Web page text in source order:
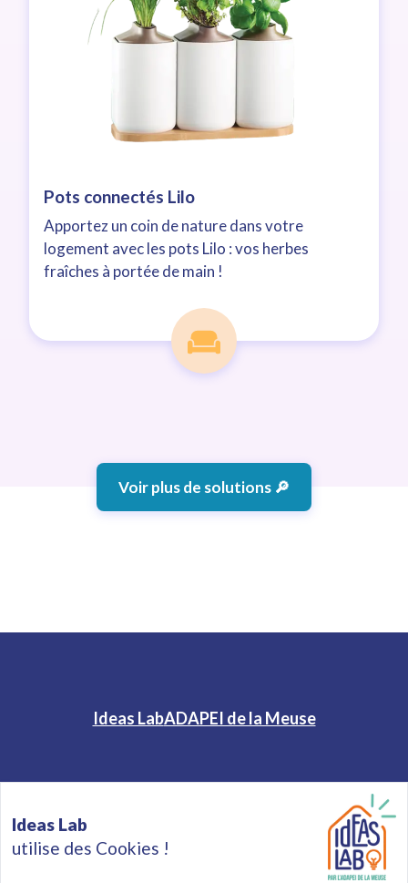
Pots connectés Lilo
Apportez un coin de nature dans votre
logement avec les pots Lilo : vos herbes
fraîches à portée de main !
Voir plus de solutions 🔎
Ideas LabADAPEI de la Meuse
Mentions légales
Politique de confidentialité
Ideas Lab
utilise des Cookies !